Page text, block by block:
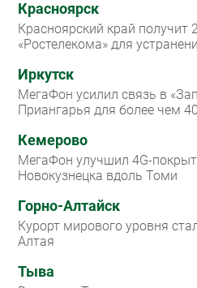
Красноярск
Красноярский край получит
«Ростелекома» для
Иркутск
МегаФон усилил связь в
Приангарья для более чем
Кемерово
МегаФон улучшил 4G-
Новокузнецка вдоль Томи
Горно-Алтайск
Курорт мирового уровня
Алтая
Тыва